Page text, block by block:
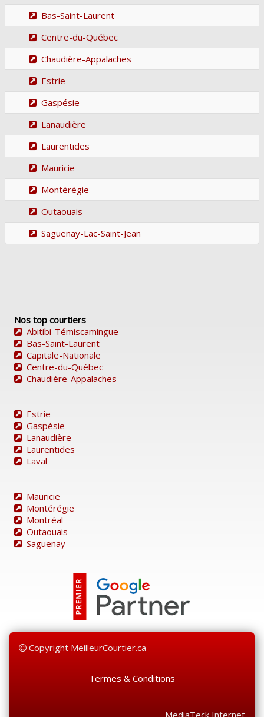
Bas-Saint-Laurent
Centre-du-Québec
Chaudière-Appalaches
Estrie
Gaspésie
Lanaudière
Laurentides
Mauricie
Montérégie
Outaouais
Saguenay-Lac-Saint-Jean
Nos top courtiers
Abitibi-Témiscamingue
Bas-Saint-Laurent
Capitale-Nationale
Centre-du-Québec
Chaudière-Appalaches
Estrie
Gaspésie
Lanaudière
Laurentides
Laval
Mauricie
Montérégie
Montréal
Outaouais
Saguenay
Copyright MeilleurCourtier.ca
Termes & Conditions
MediaTeck Internet